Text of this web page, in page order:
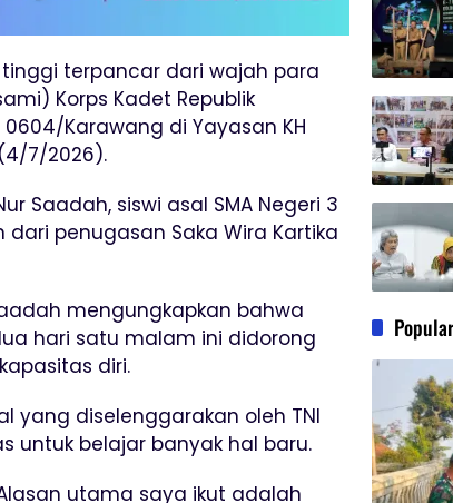
terpancar dari wajah para
Korps Kadet Republik
Karawang di Yayasan KH
7/2026).
Saadah, siswi asal SMA Negeri 3
penugasan Saka Wira Kartika
mengungkapkan bahwa
hari satu malam ini didorong
diri.
yang diselenggarakan oleh TNI
untuk belajar banyak hal baru.
utama saya ikut adalah